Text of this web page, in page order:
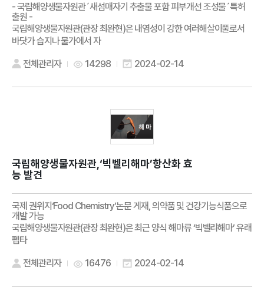
- 국립해양생물자원관´새섬매자기 추출물 포함 피부개선 조성물´특허
출원 -
국립해양생물자원관(관장 최완현)은 내염성이 강한 여러해살이풀로서
바닷가 습지나 물가에서 자
전체관리자 14298 2024-02-14
국립해양생물자원관,‘빅벨리해마’항산화 효
능 발견
국제 권위지‘Food Chemistry’논문 게재, 의약품 및 건강기능식품으로
개발 가능
국립해양생물자원관(관장 최완현)은 최근 양식 해마류 ‘빅벨리해마’ 유래
펩타
전체관리자 16476 2024-02-14